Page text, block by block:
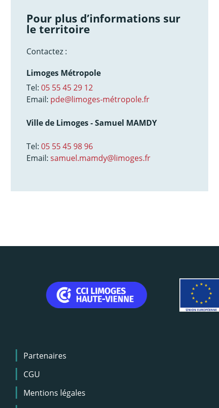
Pour plus d’informations sur
le territoire
Contactez :
Limoges Métropole
Tel:05 55 45 29 12
Email: pde@limoges-métropole.fr
Ville de Limoges - Samuel MAMDY
Tel:05 55 45 98 96
Email:samuel.mamdy@limoges.fr
Menu
Pied
de
page
Partenaires
CGU
Mentions légales